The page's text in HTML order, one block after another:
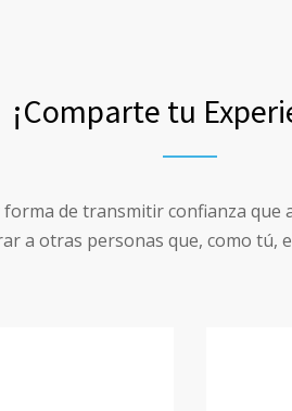
¡Comparte tu
de transmitir confianza
a otras personas que, como tú,